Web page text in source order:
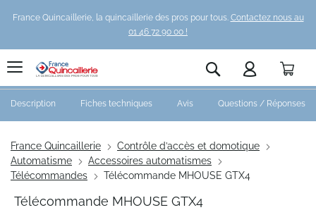
France Quincaillerie, la quincaillerie des pros pour tous. Contactez nous au
01 46 72 90 00 !
Rechercher
France Quincaillerie
Contrôle d’accès et domotique
Automatisme
Accessoires automatismes
Télécommandes
Télécommande MHOUSE GTX4
Télécommande MHOUSE GTX4
Description Fiches techniques Avis Questions / Réponses